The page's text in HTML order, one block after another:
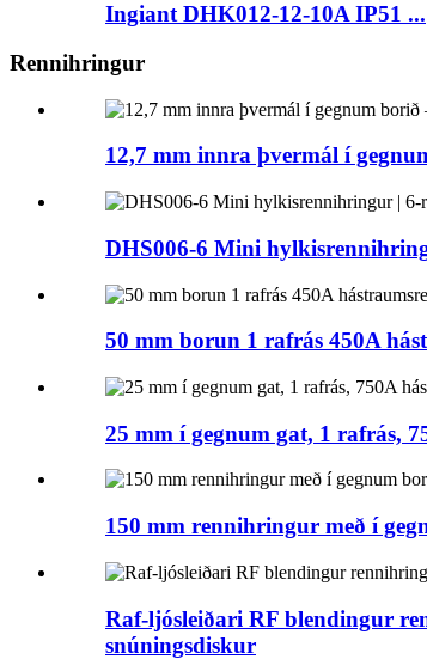
Ingiant DHK012-12-10A IP51 ...
Rennihringur
12,7 mm innra þvermál í
DHS006-6 Mini
50 mm borun 1 rafrás 450A
25 mm í gegnum gat, 1 rafrás,
150 mm rennihringur með í
Raf-ljósleiðari RF blendingur
snúningsdiskur